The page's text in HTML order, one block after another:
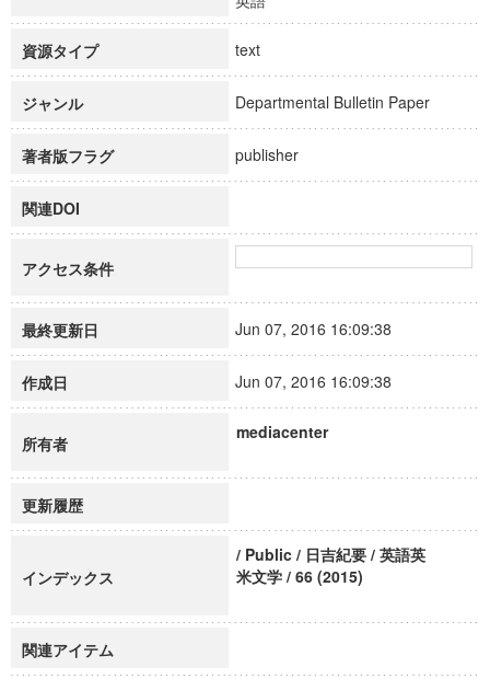
資源タイプ text
ジャンル Departmental Bulletin Paper
著者版フラグ publisher
関連DOI
アクセス条件
最終更新日 Jun 07, 2016 16:09:38
作成日 Jun 07, 2016 16:09:38
所有者
mediacenter
更新履歴
インデックス
/ Public / 日吉紀要 / 英語英
米文学 / 66 (2015)
関連アイテム